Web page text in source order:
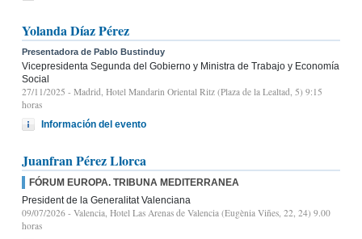
Yolanda Díaz Pérez
Presentadora de Pablo Bustinduy
Vicepresidenta Segunda del Gobierno y Ministra de Trabajo y Economía
Social
27/11/2025 - Madrid, Hotel Mandarin Oriental Ritz (Plaza de la Lealtad, 5) 9:15
horas
Información del evento
Juanfran Pérez Llorca
FÓRUM EUROPA. TRIBUNA MEDITERRANEA
President de la Generalitat Valenciana
09/07/2026 - Valencia, Hotel Las Arenas de Valencia (Eugènia Viñes, 22, 24) 9.00
horas